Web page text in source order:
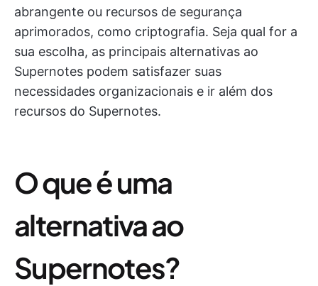
abrangente ou recursos de segurança
aprimorados, como criptografia. Seja qual for a
sua escolha, as principais alternativas ao
Supernotes podem satisfazer suas
necessidades organizacionais e ir além dos
recursos do Supernotes.
O que é uma
alternativa ao
Supernotes?